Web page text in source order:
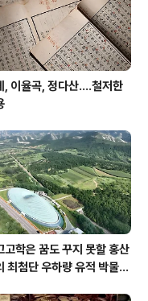
, 이율곡, 정다산....철저한
고학은 꿈도 꾸지 못할 홍산
최첨단 우하량 유적 박물관